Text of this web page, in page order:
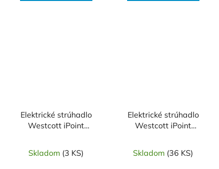
Elektrické strúhadlo
Westcott iPoint
Skladom (3 KS)
Elektrické strúhadlo
Westcott iPoint
Skladom (36 KS)